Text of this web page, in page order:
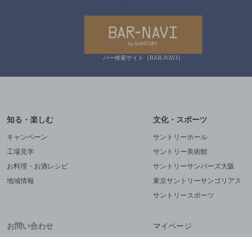
バー検索サイト［BAR-NAVI］
知る・楽しむ
キャンペーン
工場見学
お料理・お酒レシピ
地域情報
文化・スポーツ
サントリーホール
サントリー美術館
サントリーサンバーズ大阪
東京サントリーサンゴリアス
サントリースポーツ
お問い合わせ マイページ